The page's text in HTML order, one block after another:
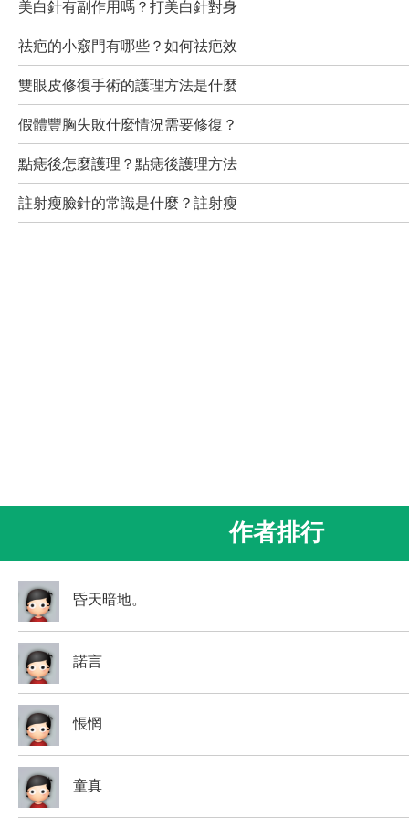
美白針有副作用嗎？打美白針對身
祛疤的小竅門有哪些？如何祛疤效
雙眼皮修復手術的護理方法是什麼
假體豐胸失敗什麼情況需要修復？
點痣後怎麼護理？點痣後護理方法
註射瘦臉針的常識是什麼？註射瘦
作者排行
昏天暗地。
諾言
悵惘
童真